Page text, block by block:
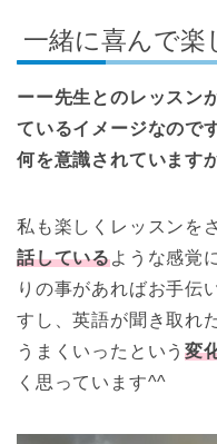
一緒に喜んで楽
ーー先生とのレッスン
ているイメージなので
何を意識されています
私も楽しくレッスンを
話しているような感覚
りの事があればお手伝
すし、英語が聞き取れ
うまくいったという変
く思っています^^